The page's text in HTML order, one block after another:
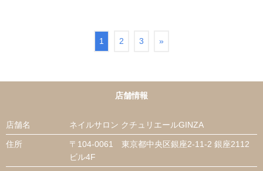
1 2 3 »
店舗情報
店舗名 ネイルサロン クチュリエールGINZA
住所
〒104-0061 東京都中央区銀座2-11-2 銀座2112
ビル4F